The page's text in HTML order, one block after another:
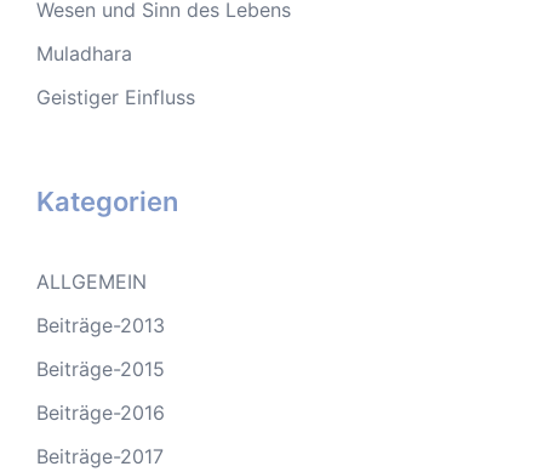
Wesen und Sinn des Lebens
Muladhara
Geistiger Einfluss
Kategorien
ALLGEMEIN
Beiträge-2013
Beiträge-2015
Beiträge-2016
Beiträge-2017